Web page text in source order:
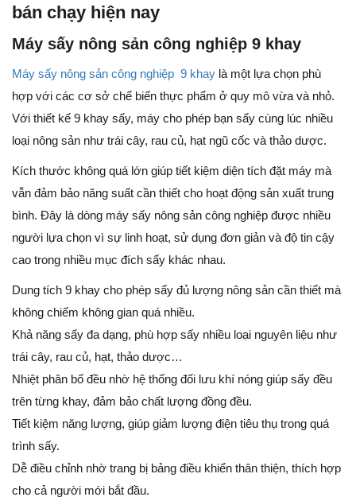
bán chạy hiện nay
Máy sấy nông sản công nghiệp 9 khay
Máy sấy nông sản công nghiệp 9 khay là một lựa chọn phù
hợp với các cơ sở chế biến thực phẩm ở quy mô vừa và nhỏ.
Với thiết kế 9 khay sấy, máy cho phép bạn sấy cùng lúc nhiều
loại nông sản như trái cây, rau củ, hạt ngũ cốc và thảo dược.
Kích thước không quá lớn giúp tiết kiệm diện tích đặt máy mà
vẫn đảm bảo năng suất cần thiết cho hoạt động sản xuất trung
bình. Đây là dòng máy sấy nông sản công nghiệp được nhiều
người lựa chọn vì sự linh hoạt, sử dụng đơn giản và độ tin cậy
cao trong nhiều mục đích sấy khác nhau.
Dung tích 9 khay cho phép sấy đủ lượng nông sản cần thiết mà
không chiếm không gian quá nhiều.
Khả năng sấy đa dạng, phù hợp sấy nhiều loại nguyên liệu như
trái cây, rau củ, hạt, thảo dược…
Nhiệt phân bố đều nhờ hệ thống đối lưu khí nóng giúp sấy đều
trên từng khay, đảm bảo chất lượng đồng đều.
Tiết kiệm năng lượng, giúp giảm lượng điện tiêu thụ trong quá
trình sấy.
Dễ điều chỉnh nhờ trang bị bảng điều khiển thân thiện, thích hợp
cho cả người mới bắt đầu.